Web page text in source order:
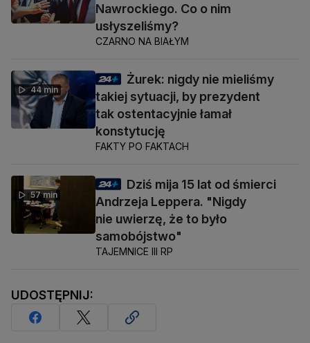
Nawrockiego. Co o nim
usłyszeliśmy?
CZARNO NA BIAŁYM
44 min
Żurek: nigdy nie mieliśmy
takiej sytuacji, by prezydent
tak ostentacyjnie łamał
konstytucję
FAKTY PO FAKTACH
57 min
Dziś mija 15 lat od śmierci
Andrzeja Leppera. "Nigdy
nie uwierzę, że to było
samobójstwo"
TAJEMNICE III RP
UDOSTĘPNIJ: